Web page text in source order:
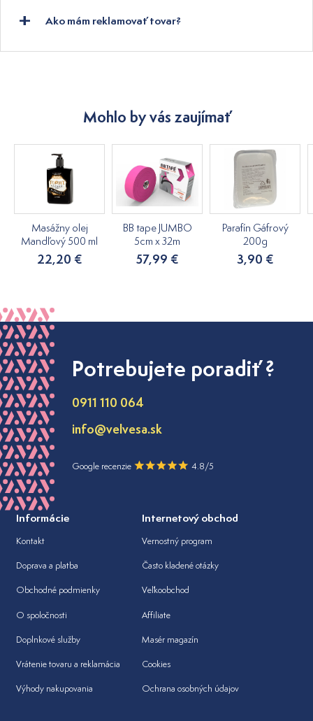
Ako mám reklamovať tovar?
Mohlo by vás zaujímať
Masážny olej
Mandľový 500 ml
22,20 €
BB tape JUMBO
5cm x 32m
57,99 €
Parafín Gáfrový
200g
3,90 €
Potrebujete poradiť ?
0911 110 064
info@velvesa.sk
Google recenzie 4.8/5
Informácie
Kontakt
Doprava a platba
Obchodné podmienky
O spoločnosti
Doplnkové služby
Vrátenie tovaru a reklamácia
Výhody nakupovania
Internetový obchod
Vernostný program
Často kladené otázky
Veľkoobchod
Affiliate
Masér magazín
Cookies
Ochrana osobných údajov